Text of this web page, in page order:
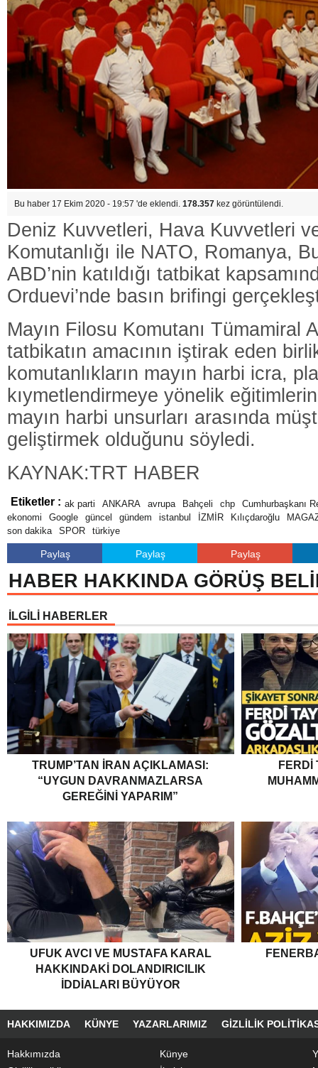
Bu haber 17 Ekim 2020 - 19:57 'de eklendi. 178.357 kez görüntülendi.
Deniz Kuvvetleri, Hava Kuvvetleri
Komutanlığı ile NATO, Romanya,
ABD’nin katıldığı tatbikat
Orduevi’nde basın brifingi
Mayın Filosu Komutanı Tümamiral
tatbikatın amacının iştirak eden
komutanlıkların mayın harbi icra,
kıymetlendirmeye yönelik
mayın harbi unsurları arasında
geliştirmek olduğunu söyledi.
KAYNAK:TRT HABER
Etiketler : ak parti ANKARA avrupa Bahçeli chp
Cumhurbaşkanı
ekonomi
Google güncel gündem istanbul İZMİR Kılıçdaroğlu
son dakika
SPOR türkiye
Paylaş Paylaş Paylaş
HABER HAKKINDA GÖRÜŞ
İLGİLİ HABERLER
TRUMP’TAN İRAN AÇIKLAMASI:
“UYGUN DAVRANMAZLARSA
GEREĞINI YAPARIM”
FERDI
UFUK AVCI VE MUSTAFA KARAL
HAKKINDAKI DOLANDIRICILIK
İDDIALARI BÜYÜYOR
HAKKIMIZDA KÜNYE YAZARLARIMIZ GIZLILIK
Hakkımızda Künye